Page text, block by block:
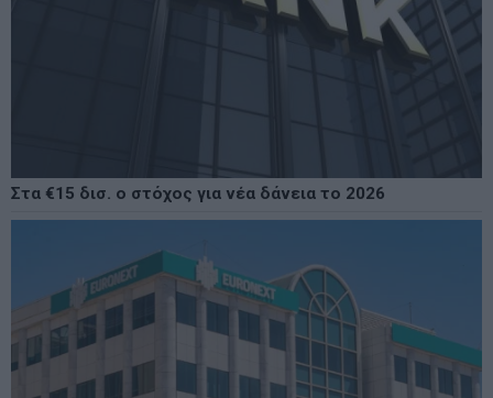
Στα €15 δισ. ο στόχος για νέα δάνεια το 2026